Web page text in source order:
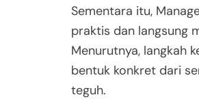
Sementara itu,
praktis dan langsung
Menurutnya, langkah
bentuk konkret dari
teguh.